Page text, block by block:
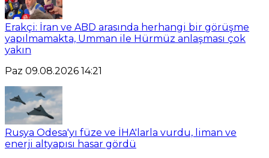
Erakçi: İran ve ABD arasında herhangi bir görüşme
yapılmamakta, Umman ile Hürmüz anlaşması çok
yakın
Paz 09.08.2026 14:21
Rusya Odesa'yı füze ve İHA'larla vurdu, liman ve
enerji altyapısı hasar gördü